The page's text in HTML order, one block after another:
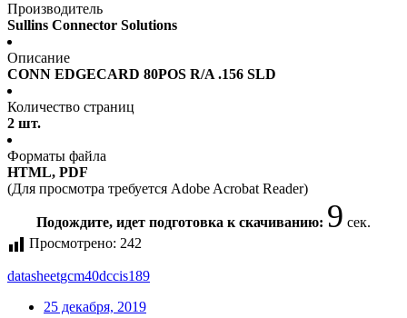
Производитель
Sullins Connector Solutions
Описание
CONN EDGECARD 80POS R/A .156 SLD
Количество страниц
2 шт.
Форматы файла
HTML, PDF
(Для просмотра требуется Adobe Acrobat Reader)
Подождите, идет подготовка к скачиванию: 9 сек.
Просмотрено: 242
datasheetgcm40dccis189
25 декабря, 2019